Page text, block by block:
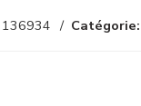
136934 Catégorie: